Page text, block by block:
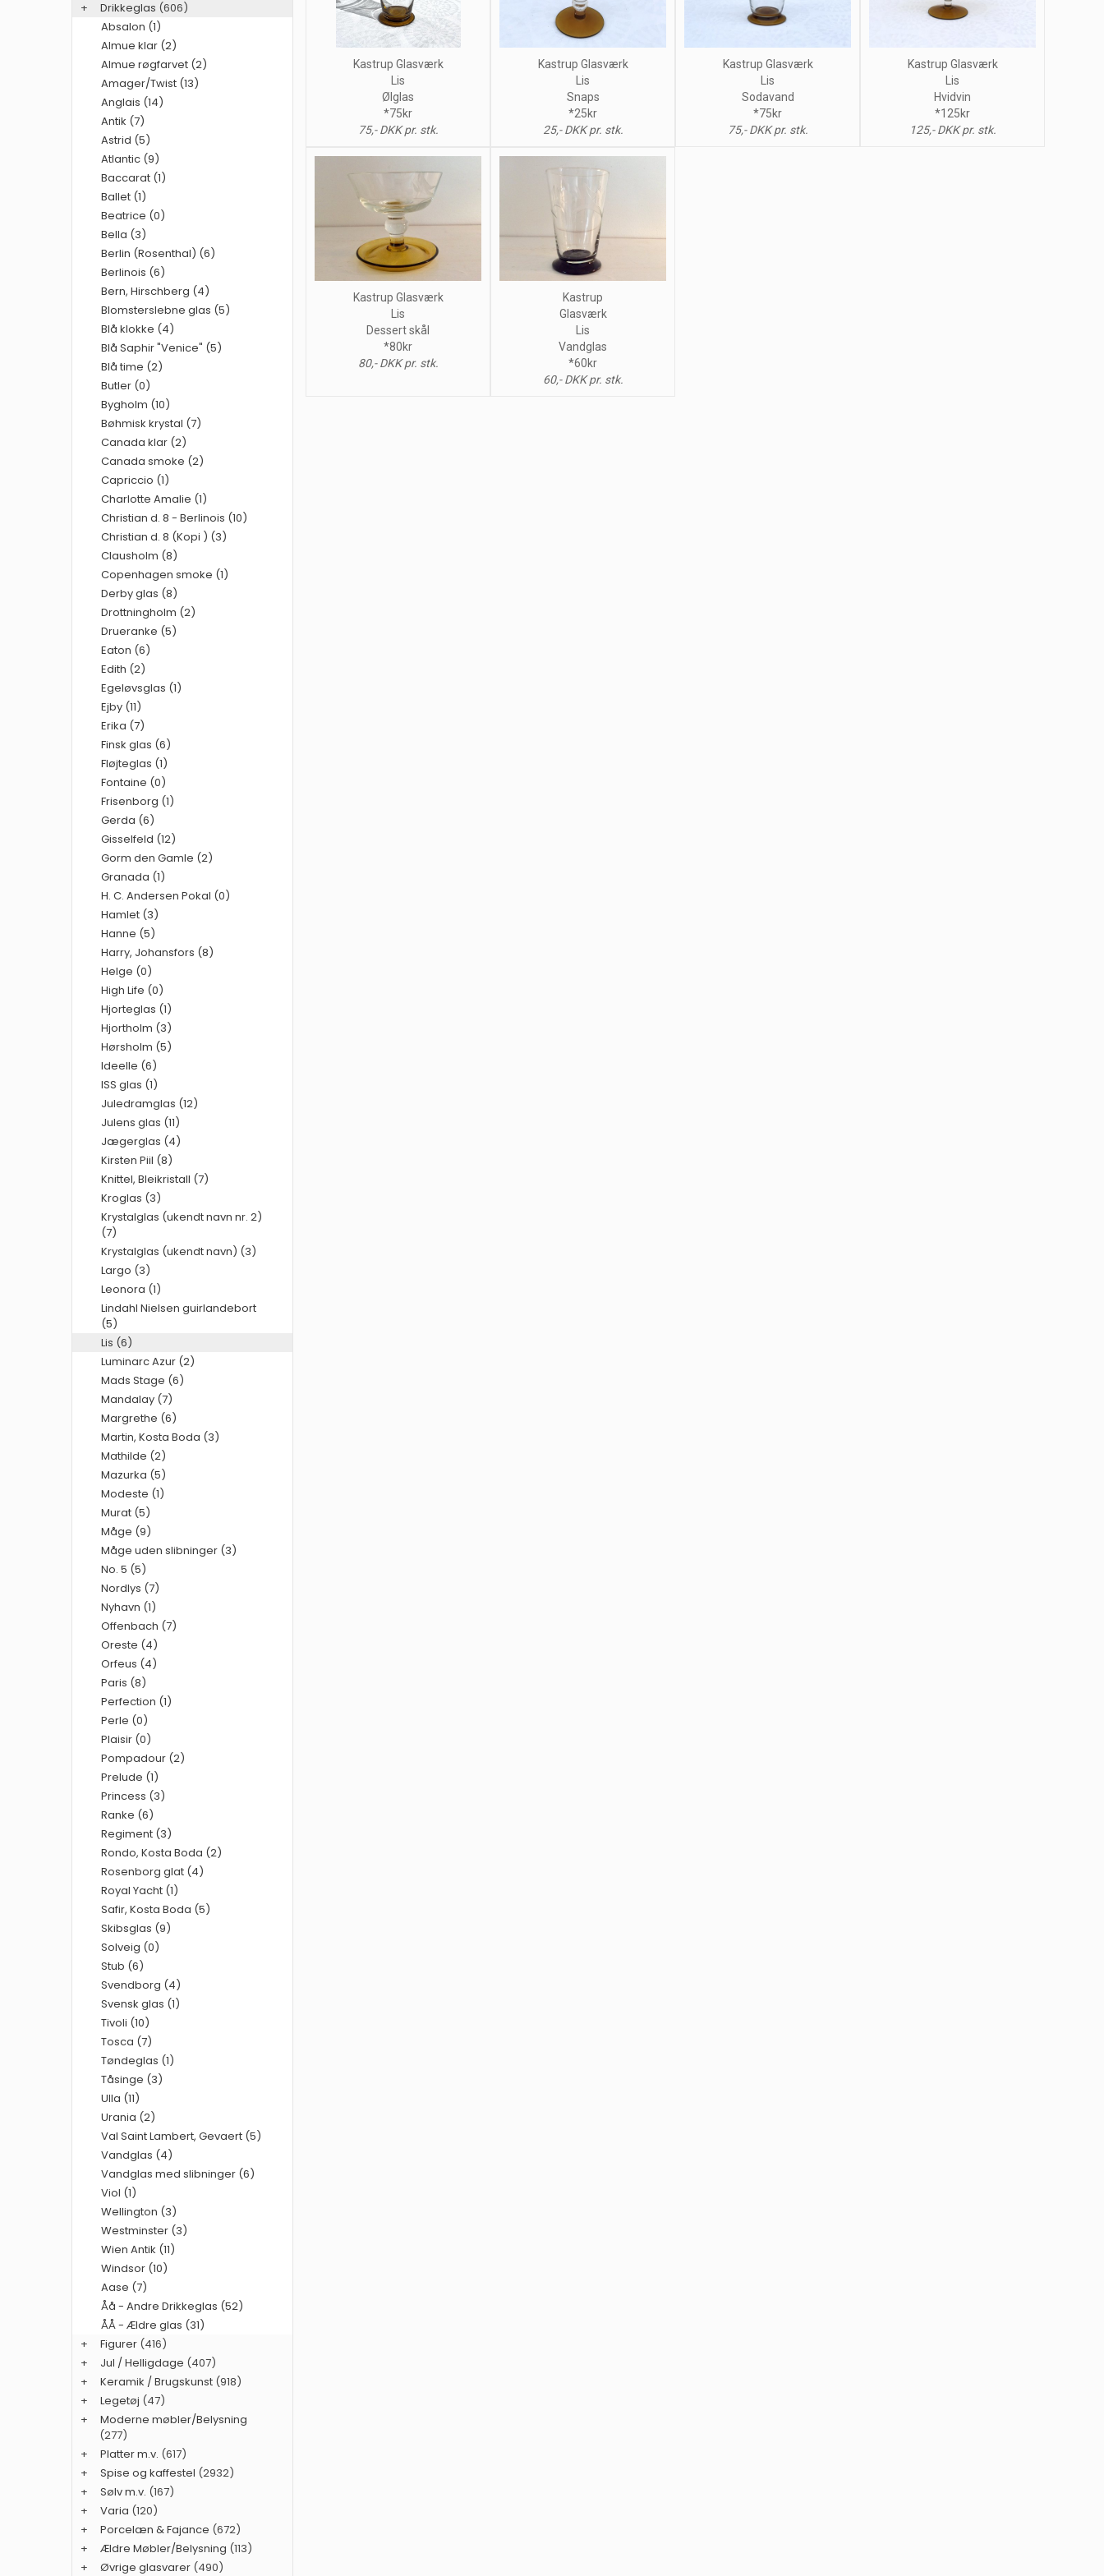
Kastrup Glasværk
Lis
Ølglas
*75kr
75,- DKK pr. stk.
Kastrup Glasværk
Lis
Snaps
*25kr
25,- DKK pr. stk.
Kastrup Glasværk
Lis
Sodavand
*75kr
75,- DKK pr. stk.
Kastrup Glasværk
Lis
Hvidvin
*125kr
125,- DKK pr. stk.
Kastrup Glasværk
Lis
Dessert skål
*80kr
80,- DKK pr. stk.
Kastrup
Glasværk
Lis
Vandglas
*60kr
60,- DKK pr. stk.
+ Drikkeglas (606)
Absalon (1)
Almue klar (2)
Almue røgfarvet (2)
Amager/Twist (13)
Anglais (14)
Antik (7)
Astrid (5)
Atlantic (9)
Baccarat (1)
Ballet (1)
Beatrice (0)
Bella (3)
Berlin (Rosenthal) (6)
Berlinois (6)
Bern, Hirschberg (4)
Blomsterslebne glas (5)
Blå klokke (4)
Blå Saphir "Venice" (5)
Blå time (2)
Butler (0)
Bygholm (10)
Bøhmisk krystal (7)
Canada klar (2)
Canada smoke (2)
Capriccio (1)
Charlotte Amalie (1)
Christian d. 8 - Berlinois (10)
Christian d. 8 (Kopi ) (3)
Clausholm (8)
Copenhagen smoke (1)
Derby glas (8)
Drottningholm (2)
Drueranke (5)
Eaton (6)
Edith (2)
Egeløvsglas (1)
Ejby (11)
Erika (7)
Finsk glas (6)
Fløjteglas (1)
Fontaine (0)
Frisenborg (1)
Gerda (6)
Gisselfeld (12)
Gorm den Gamle (2)
Granada (1)
H. C. Andersen Pokal (0)
Hamlet (3)
Hanne (5)
Harry, Johansfors (8)
Helge (0)
High Life (0)
Hjorteglas (1)
Hjortholm (3)
Hørsholm (5)
Ideelle (6)
ISS glas (1)
Juledramglas (12)
Julens glas (11)
Jægerglas (4)
Kirsten Piil (8)
Knittel, Bleikristall (7)
Kroglas (3)
Krystalglas (ukendt navn nr. 2)
(7)
Krystalglas (ukendt navn) (3)
Largo (3)
Leonora (1)
Lindahl Nielsen guirlandebort
(5)
Lis (6)
Luminarc Azur (2)
Mads Stage (6)
Mandalay (7)
Margrethe (6)
Martin, Kosta Boda (3)
Mathilde (2)
Mazurka (5)
Modeste (1)
Murat (5)
Måge (9)
Måge uden slibninger (3)
No. 5 (5)
Nordlys (7)
Nyhavn (1)
Offenbach (7)
Oreste (4)
Orfeus (4)
Paris (8)
Perfection (1)
Perle (0)
Plaisir (0)
Pompadour (2)
Prelude (1)
Princess (3)
Ranke (6)
Regiment (3)
Rondo, Kosta Boda (2)
Rosenborg glat (4)
Royal Yacht (1)
Safir, Kosta Boda (5)
Skibsglas (9)
Solveig (0)
Stub (6)
Svendborg (4)
Svensk glas (1)
Tivoli (10)
Tosca (7)
Tøndeglas (1)
Tåsinge (3)
Ulla (11)
Urania (2)
Val Saint Lambert, Gevaert (5)
Vandglas (4)
Vandglas med slibninger (6)
Viol (1)
Wellington (3)
Westminster (3)
Wien Antik (11)
Windsor (10)
Aase (7)
Åå - Andre Drikkeglas (52)
ÅÅ - Ældre glas (31)
+
Figurer (416)
+
Jul / Helligdage (407)
+
Keramik / Brugskunst (918)
+
Legetøj (47)
+
Moderne møbler/Belysning
(277)
+
Platter m.v. (617)
+
Spise og kaffestel (2932)
+
Sølv m.v. (167)
+
Varia (120)
+
Porcelæn & Fajance (672)
+
Ældre Møbler/Belysning (113)
+
Øvrige glasvarer (490)